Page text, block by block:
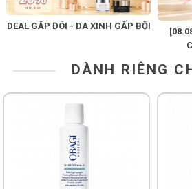
DEAL GẤP ĐÔI - DA XINH GẤP BỘI
DÀNH RIÊNG